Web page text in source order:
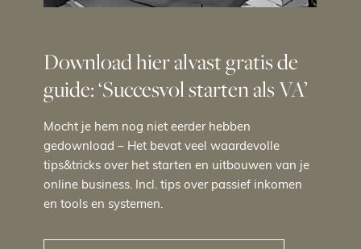
Download hier alvast gratis de
guide: ‘Succesvol starten als VA’
Mocht je hem nog niet eerder hebben
gedownload – Het bevat veel waardevolle
tips&tricks over het starten en uitbouwen van je
online business. Incl. tips over passief inkomen
en tools en systemen.